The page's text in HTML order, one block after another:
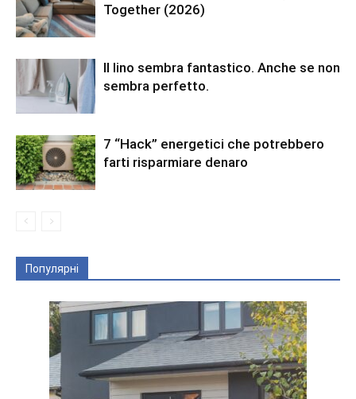
Together (2026)
Il lino sembra fantastico. Anche se non
sembra perfetto.
7 “Hack” energetici che potrebbero
farti risparmiare denaro
Популярні